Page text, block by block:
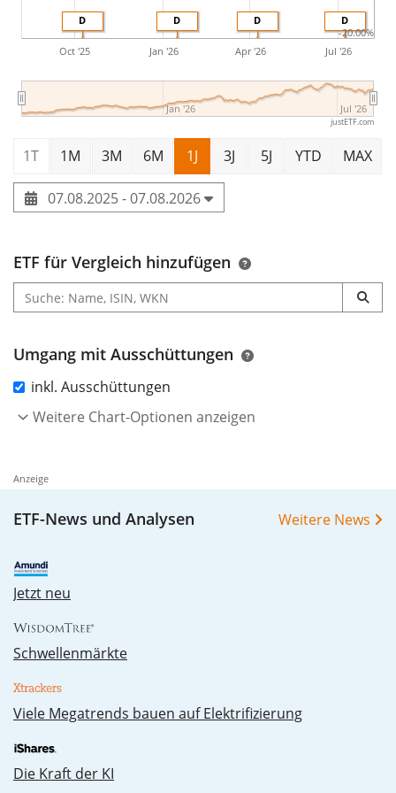
D
D
D
D
Oct '25 Jan '26 Apr '26 Jul '26
Jan '26 Jul '26
-20.00%
justETF.com
1T 1M 3M 6M 1J 3J 5J YTD MAX
07.08.2025 - 07.08.2026
ETF für Vergleich hinzufügen
Umgang mit Ausschüttungen
inkl. Ausschüttungen
Weitere Chart-Optionen anzeigen
Anzeige
ETF-News und Analysen Weitere News
Jetzt neu
Schwellenmärkte
Vie­le Me­ga­trends bau­en auf Elek­tri­fi­zie­rung
Die Kraft der KI